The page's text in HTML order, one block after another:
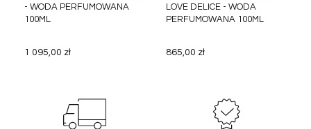
- WODA PERFUMOWANA
100ML
1 095,00 zł
LOVE DELICE - WODA
PERFUMOWANA 100ML
865,00 zł